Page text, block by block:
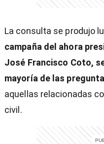
La consulta se produjo
campaña del ahora
José Francisco Coto,
mayoría de las
aquellas relacionadas
civil.